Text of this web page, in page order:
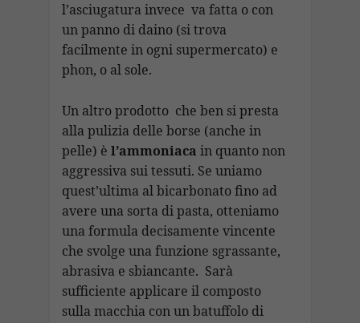
l’asciugatura invece va fatta o con
un panno di daino (si trova
facilmente in ogni supermercato) e
phon, o al sole.
Un altro prodotto che ben si presta
alla pulizia delle borse (anche in
pelle) è l’ammoniaca in quanto non
aggressiva sui tessuti. Se uniamo
quest’ultima al bicarbonato fino ad
avere una sorta di pasta, otteniamo
una formula decisamente vincente
che svolge una funzione sgrassante,
abrasiva e sbiancante. Sarà
sufficiente applicare il composto
sulla macchia con un batuffolo di